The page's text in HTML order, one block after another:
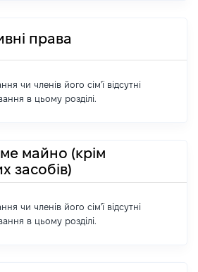
права
чи членів його сім'ї відсутні
в цьому розділі.
майно (крім
засобів)
чи членів його сім'ї відсутні
в цьому розділі.